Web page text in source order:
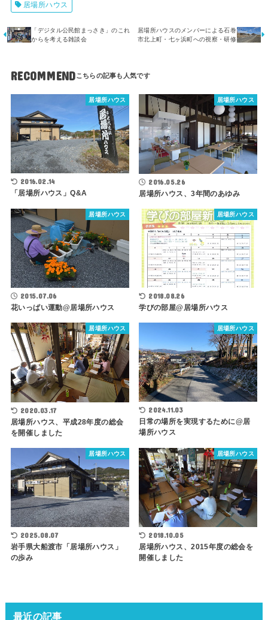
居場所ハウス
「デジタル公民館まっさき」のこれ
からを考える雑談会
居場所ハウスのメンバーによる石巻
市北上町・七ヶ浜町への視察・研修
RECOMMEND
居場所ハウス
2016.02.14
「居場所ハウス」Q&A
居場所ハウス
2016.05.26
居場所ハウス、3年間のあゆみ
居場所ハウス
2015.07.06
花いっぱい運動@居場所ハウス
居場所ハウス
2018.08.26
学びの部屋@居場所ハウス
居場所ハウス
2020.03.17
居場所ハウス、平成28年度の総会
を開催しました
居場所ハウス
2024.11.03
日常の場所を実現するために@居
場所ハウス
居場所ハウス
2025.08.07
岩手県大船渡市「居場所ハウス」
の歩み
居場所ハウス
2018.10.05
居場所ハウス、2015年度の総会を
開催しました
最近の記事